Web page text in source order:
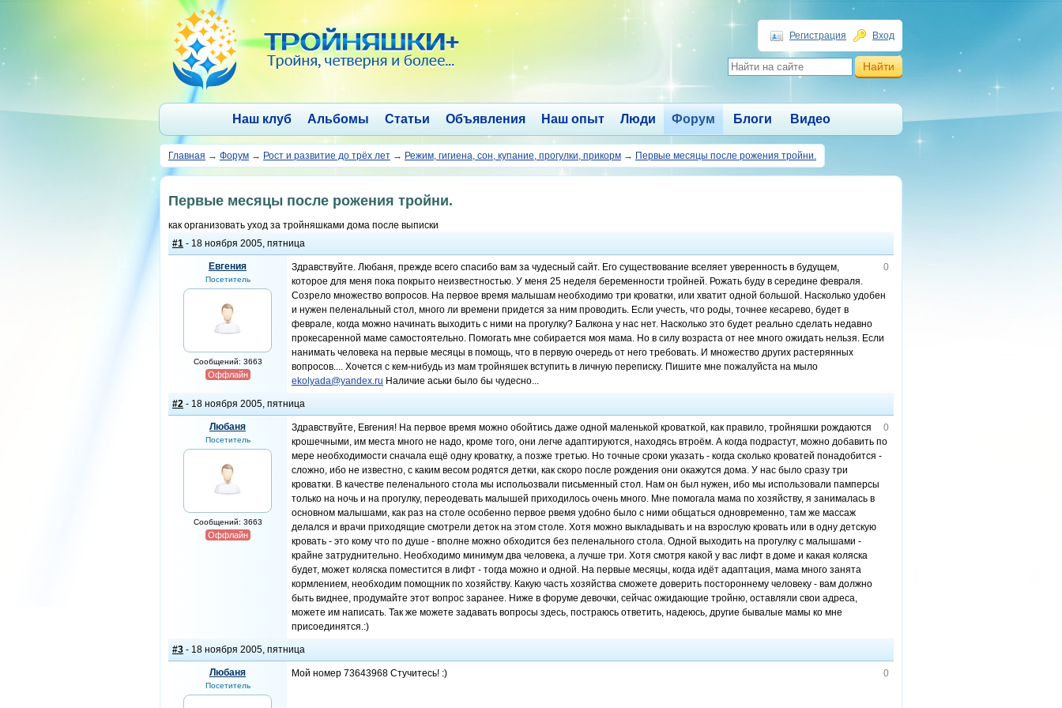
Регистрация Вход
Наш клуб Альбомы Статьи Объявления Наш опыт Люди Форум Блоги Видео
Главная → Форум → Рост и развитие до трёх лет → Режим, гигиена, сон, купание, прогулки, прикорм → Первые месяцы после рожения тройни.
Первые месяцы после рожения тройни.
как организовать уход за тройняшками дома после выписки
#1 - 18 ноября 2005, пятница
Евгения
Посетитель
Сообщений: 3663
Оффлайн
0
Здравствуйте. Любаня, прежде всего спасибо вам за чудесный сайт. Его существование вселяет уверенность в будущем,
которое для меня пока покрыто неизвестностью. У меня 25 неделя беременности тройней. Рожать буду в середине февраля.
Созрело множество вопросов. На первое время малышам необходимо три кроватки, или хватит одной большой. Насколько удобен
и нужен пеленальный стол, много ли времени придется за ним проводить. Если учесть, что роды, точнее кесарево, будет в
феврале, когда можно начинать выходить с ними на прогулку? Балкона у нас нет. Насколько это будет реально сделать недавно
прокесаренной маме самостоятельно. Помогать мне собирается моя мама. Но в силу возраста от нее много ожидать нельзя. Если
нанимать человека на первые месяцы в помощь, что в первую очередь от него требовать. И множество других растерянных
вопросов.... Хочется с кем-нибудь из мам тройняшек вступить в личную переписку. Пишите мне пожалуйста на мыло
ekolyada@yandex.ru Наличие аськи было бы чудесно...
#2 - 18 ноября 2005, пятница
Любаня
Посетитель
Сообщений: 3663
Оффлайн
0
Здравствуйте, Евгения! На первое время можно обойтись даже одной маленькой кроваткой, как правило, тройняшки рождаются
крошечными, им места много не надо, кроме того, они легче адаптируются, находясь втроём. А когда подрастут, можно добавить по
мере необходимости сначала ещё одну кроватку, а позже третью. Но точные сроки указать - когда сколько кроватей понадобится -
сложно, ибо не известно, с каким весом родятся детки, как скоро после рождения они окажутся дома. У нас было сразу три
кроватки. В качестве пеленального стола мы испольозвали письменный стол. Нам он был нужен, ибо мы использовали памперсы
только на ночь и на прогулку, переодевать малышей приходилось очень много. Мне помогала мама по хозяйству, я занималась в
основном малышами, как раз на столе особенно первое рвемя удобно было с ними общаться одновременно, там же массаж
делался и врачи приходящие смотрели деток на этом столе. Хотя можно выкладывать и на взрослую кровать или в одну детскую
кровать - это кому что по душе - вполне можно обходится без пеленального стола. Одной выходить на прогулку с малышами -
крайне затруднительно. Необходимо минимум два человека, а лучше три. Хотя смотря какой у вас лифт в доме и какая коляска
будет, может коляска поместится в лифт - тогда можно и одной. На первые месяцы, когда идёт адаптация, мама много занята
кормлением, необходим помощник по хозяйству. Какую часть хозяйства сможете доверить постороннему человеку - вам должно
быть виднее, продумайте этот вопрос заранее. Ниже в форуме девочки, сейчас ожидающие тройню, оставляли свои адреса,
можете им написать. Так же можете задавать вопросы здесь, постраюсь ответить, надеюсь, другие бывалые мамы ко мне
присоединятся.:)
#3 - 18 ноября 2005, пятница
Любаня
Посетитель
0
Мой номер 73643968 Стучитесь! :)